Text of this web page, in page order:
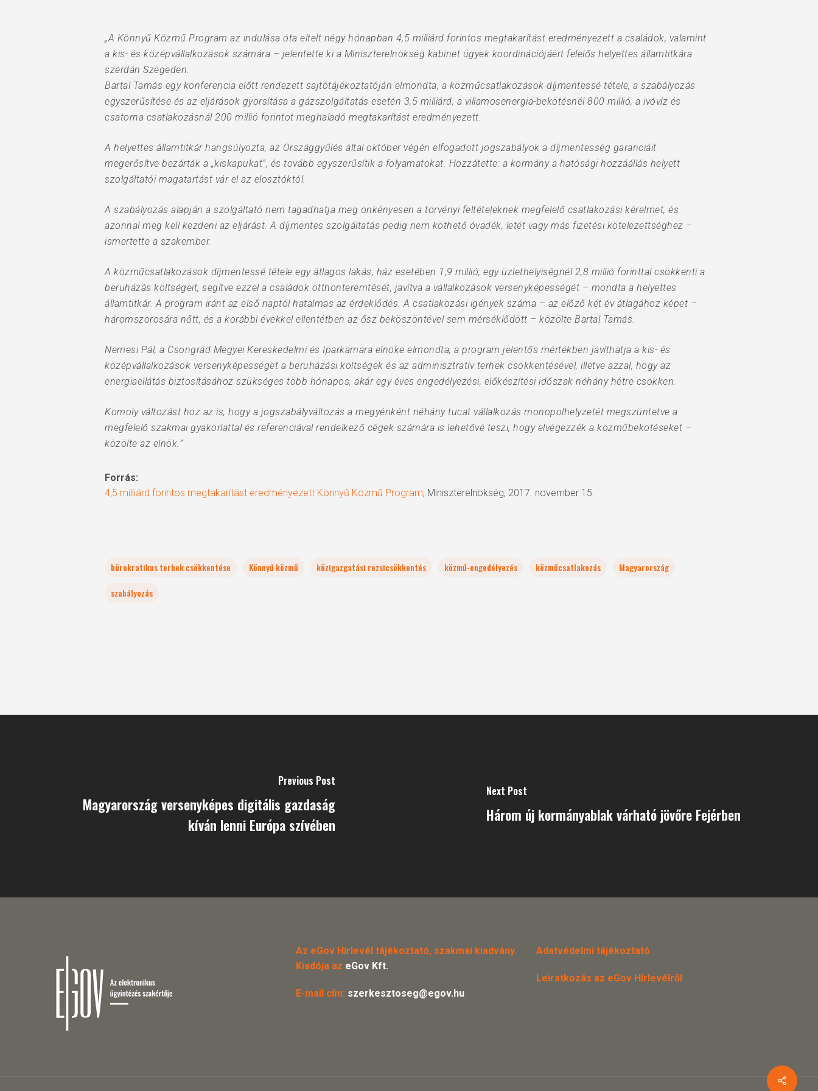
„A Könnyű Közmű Program az indulása óta eltelt négy hónapban 4,5 milliárd forintos megtakarítást eredményezett a családok, valamint
a kis- és középvállalkozások számára – jelentette ki a Miniszterelnökség kabinet ügyek koordinációjáért felelős helyettes államtitkára
szerdán Szegeden.
Bartal Tamás egy konferencia előtt rendezett sajtótájékoztatóján elmondta, a közműcsatlakozások díjmentessé tétele, a szabályozás
egyszerűsítése és az eljárások gyorsítása a gázszolgáltatás esetén 3,5 milliárd, a villamosenergia-bekötésnél 800 millió, a ivóvíz és
csatorna csatlakozásnál 200 millió forintot meghaladó megtakarítást eredményezett.
A helyettes államtitkár hangsúlyozta, az Országgyűlés által október végén elfogadott jogszabályok a díjmentesség garanciáit
megerősítve bezárták a „kiskapukat”, és tovább egyszerűsítik a folyamatokat. Hozzátette: a kormány a hatósági hozzáállás helyett
szolgáltatói magatartást vár el az elosztóktól.
A szabályozás alapján a szolgáltató nem tagadhatja meg önkényesen a törvényi feltételeknek megfelelő csatlakozási kérelmet, és
azonnal meg kell kezdeni az eljárást. A díjmentes szolgáltatás pedig nem köthető óvadék, letét vagy más fizetési kötelezettséghez –
ismertette a szakember.
A közműcsatlakozások díjmentessé tétele egy átlagos lakás, ház esetében 1,9 millió, egy üzlethelyiségnél 2,8 millió forinttal csökkenti a
beruházás költségeit, segítve ezzel a családok otthonteremtését, javítva a vállalkozások versenyképességét – mondta a helyettes
államtitkár. A program iránt az első naptól hatalmas az érdeklődés. A csatlakozási igények száma – az előző két év átlagához képet –
háromszorosára nőtt, és a korábbi évekkel ellentétben az ősz beköszöntével sem mérséklődött – közölte Bartal Tamás.
Nemesi Pál, a Csongrád Megyei Kereskedelmi és Iparkamara elnöke elmondta, a program jelentős mértékben javíthatja a kis- és
középvállalkozások versenyképességet a beruházási költségek és az adminisztratív terhek csökkentésével, illetve azzal, hogy az
energiaellátás biztosításához szükséges több hónapos, akár egy éves engedélyezési, előkészítési időszak néhány hétre csökken.
Komoly változást hoz az is, hogy a jogszabályváltozás a megyénként néhány tucat vállalkozás monopolhelyzetét megszüntetve a
megfelelő szakmai gyakorlattal és referenciával rendelkező cégek számára is lehetővé teszi, hogy elvégezzék a közműbekötéseket –
közölte az elnök.”
Forrás:
4,5 milliárd forintos megtakarítást eredményezett Könnyű Közmű Program; Miniszterelnökség; 2017. november 15.
bürokratikus terhek csökkentése Könnyű közmű közigazgatási rezsicsökkentés közmű-engedélyezés közműcsatlakozás
Magyarország
szabályozás
Previous Post
Magyarország versenyképes digitális gazdaság
kíván lenni Európa szívében
Next Post
Három új kormányablak várható jövőre Fejérben
Az eGov Hírlevél tájékoztató, szakmai kiadvány.
Kiadója az eGov Kft.
E-mail cím: szerkesztoseg@egov.hu
Adatvédelmi tájékoztató
Leiratkozás az eGov Hírlevélről